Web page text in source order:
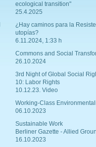
ecological transition"
25.4.2025
¿Hay caminos para la
utopías?
6.11.2024, 1:33 h
Commons and Social
26.10.2024
3rd Night of Global Social
10: Labor Rights
10.12.23. Video
Working-Class
06.10.2023
Sustainable Work
Berliner Gazette - Allied
16.10.2023